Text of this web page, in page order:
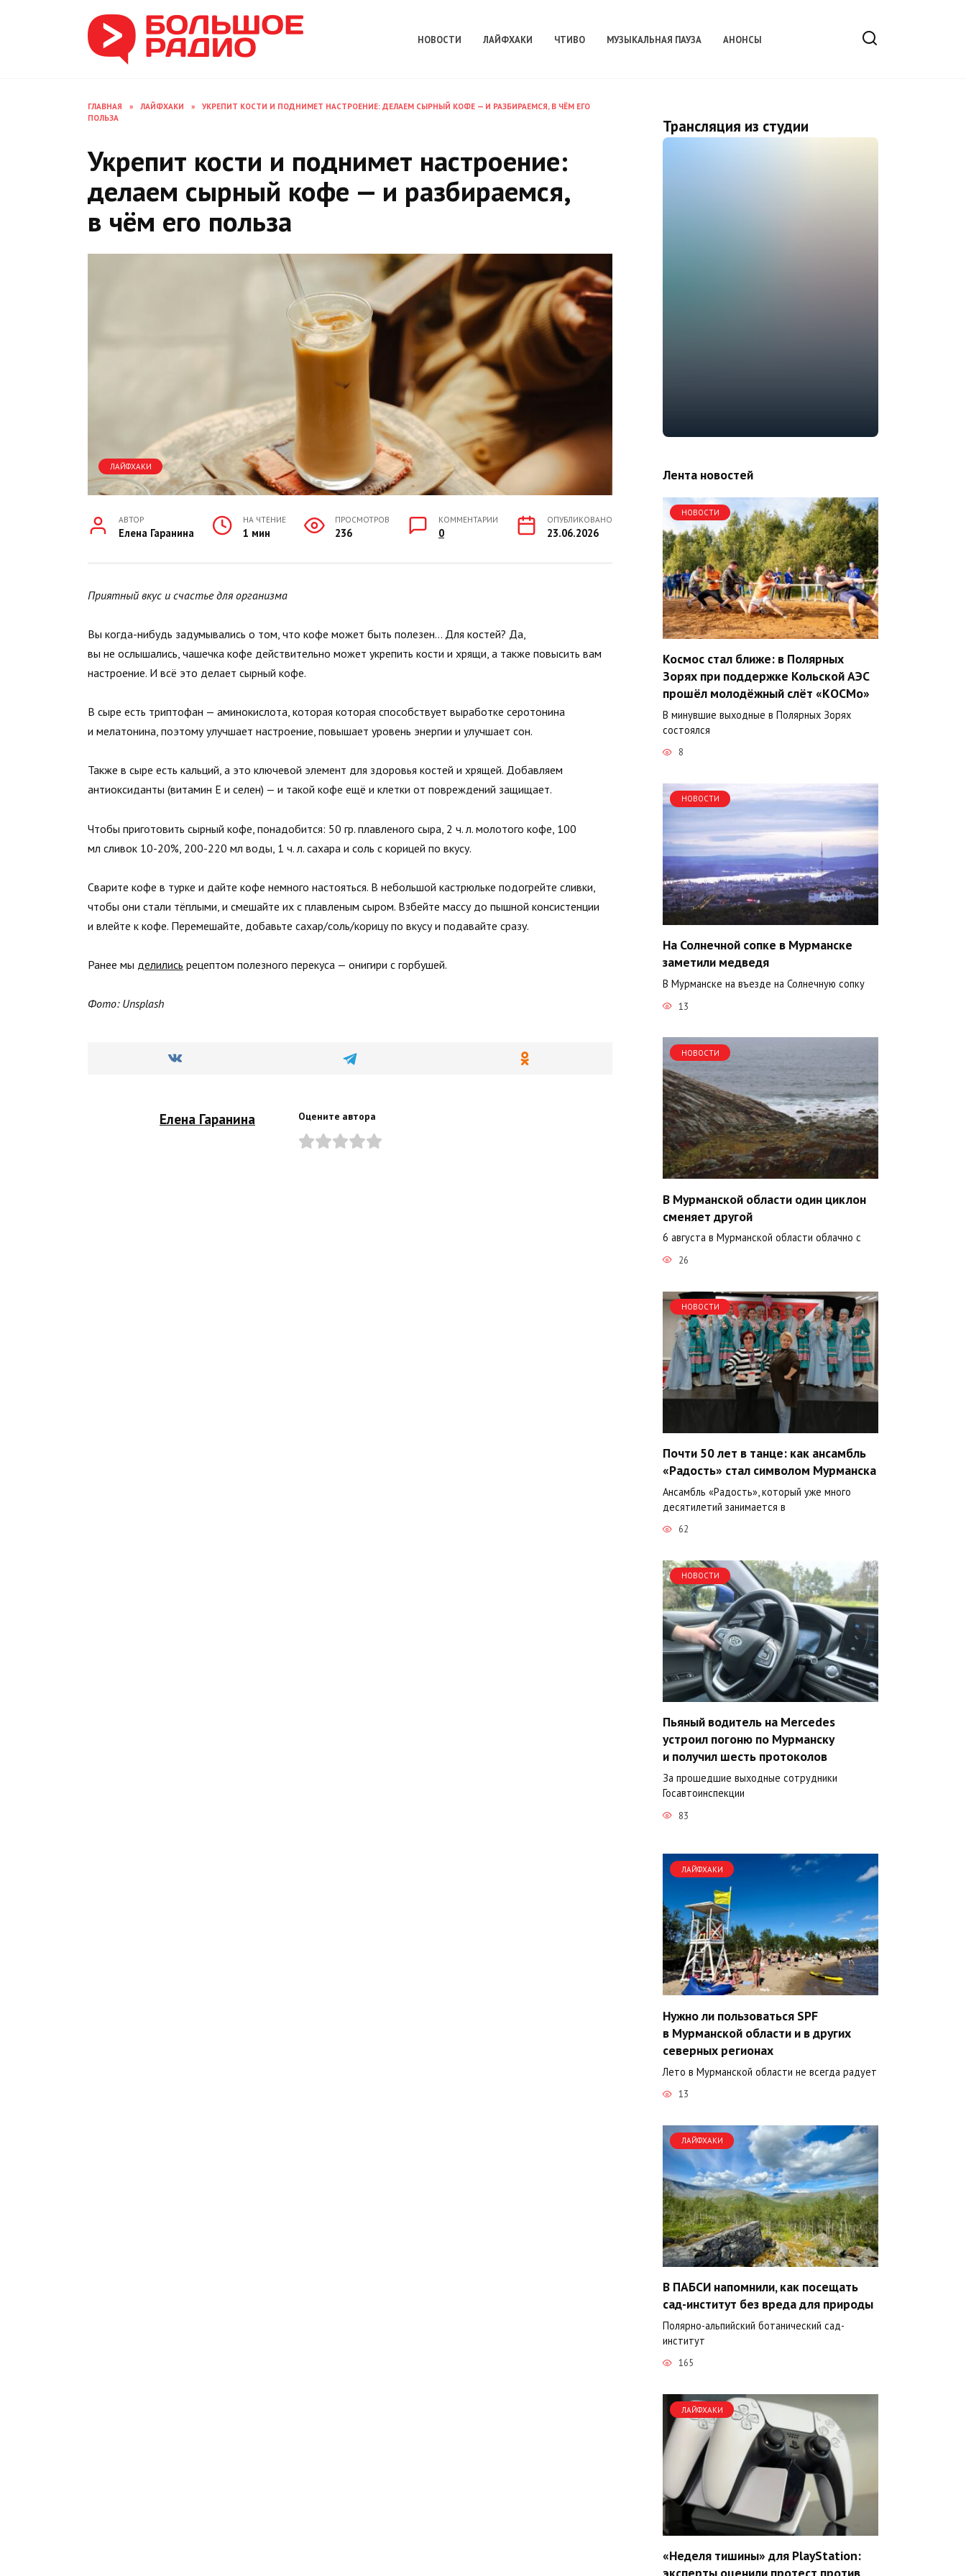
НОВОСТИ ЛАЙФХАКИ ЧТИВО МУЗЫКАЛЬНАЯ ПАУЗА АНОНСЫ
ГЛАВНАЯ » ЛАЙФХАКИ »
УКРЕПИТ КОСТИ И ПОДНИМЕТ НАСТРОЕНИЕ: ДЕЛАЕМ СЫРНЫЙ КОФЕ — И РАЗБИРАЕМСЯ, В ЧЁМ ЕГО
ПОЛЬЗА
Укрепит кости и поднимет настроение:
делаем сырный кофе — и разбираемся,
в чём его польза
ЛАЙФХАКИ
АВТОР
Елена Гаранина
НА ЧТЕНИЕ
1 мин
ПРОСМОТРОВ
236
КОММЕНТАРИИ
0
ОПУБЛИКОВАНО
23.06.2026
Приятный вкус и счастье для организма
Вы когда-нибудь задумывались о том, что кофе может быть полезен… Для костей? Да,
вы не ослышались, чашечка кофе действительно может укрепить кости и хрящи, а также повысить вам
настроение. И всё это делает сырный кофе.
В сыре есть триптофан — аминокислота, которая которая способствует выработке серотонина
и мелатонина, поэтому улучшает настроение, повышает уровень энергии и улучшает сон.
Также в сыре есть кальций, а это ключевой элемент для здоровья костей и хрящей. Добавляем
антиоксиданты (витамин Е и селен) — и такой кофе ещё и клетки от повреждений защищает.
Чтобы приготовить сырный кофе, понадобится: 50 гр. плавленого сыра, 2 ч. л. молотого кофе, 100
мл сливок 10-20%, 200-220 мл воды, 1 ч. л. сахара и соль с корицей по вкусу.
Сварите кофе в турке и дайте кофе немного настояться. В небольшой кастрюльке подогрейте сливки,
чтобы они стали тёплыми, и смешайте их с плавленым сыром. Взбейте массу до пышной консистенции
и влейте к кофе. Перемешайте, добавьте сахар/соль/корицу по вкусу и подавайте сразу.
Ранее мы делились рецептом полезного перекуса — онигири с горбушей.
Фото: Unsplash
Елена Гаранина Оцените автора
Трансляция из студии
Лента новостей
НОВОСТИ
Космос стал ближе: в Полярных
Зорях при поддержке Кольской АЭС
прошёл молодёжный слёт «КОСМо»
В минувшие выходные в Полярных Зорях
состоялся
8
НОВОСТИ
На Солнечной сопке в Мурманске
заметили медведя
В Мурманске на въезде на Солнечную сопку
13
НОВОСТИ
В Мурманской области один циклон
сменяет другой
6 августа в Мурманской области облачно с
26
НОВОСТИ
Почти 50 лет в танце: как ансамбль
«Радость» стал символом Мурманска
Ансамбль «Радость», который уже много
десятилетий занимается в
62
НОВОСТИ
Пьяный водитель на Mercedes
устроил погоню по Мурманску
и получил шесть протоколов
За прошедшие выходные сотрудники
Госавтоинспекции
83
ЛАЙФХАКИ
Нужно ли пользоваться SPF
в Мурманской области и в других
северных регионах
Лето в Мурманской области не всегда радует
13
ЛАЙФХАКИ
В ПАБСИ напомнили, как посещать
сад-институт без вреда для природы
Полярно-альпийский ботанический сад-
институт
165
ЛАЙФХАКИ
«Неделя тишины» для PlayStation: